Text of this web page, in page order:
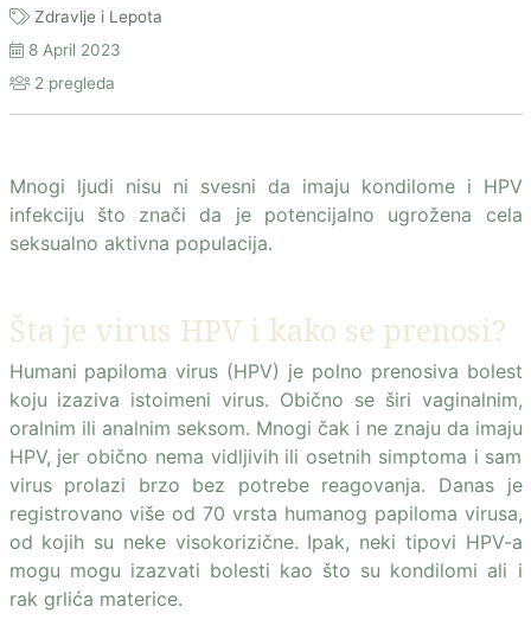
Zdravlje i Lepota
8 April 2023
2 pregleda
Mnogi ljudi nisu ni svesni da imaju kondilome i HPV
infekciju što znači da je potencijalno ugrožena cela
seksualno aktivna populacija.
Šta je virus HPV i kako se prenosi?
Humani papiloma virus (HPV) je polno prenosiva bolest
koju izaziva istoimeni virus. Obično se širi vaginalnim,
oralnim ili analnim seksom. Mnogi čak i ne znaju da imaju
HPV, jer obično nema vidljivih ili osetnih simptoma i sam
virus prolazi brzo bez potrebe reagovanja. Danas je
registrovano više od 70 vrsta humanog papiloma virusa,
od kojih su neke visokorizične. Ipak, neki tipovi HPV-a
mogu mogu izazvati bolesti kao što su kondilomi ali i
rak grlića materice.